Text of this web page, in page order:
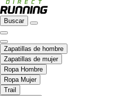
Buscar
Zapatillas de hombre
Zapatillas de mujer
Ropa Hombre
Ropa Mujer
Trail